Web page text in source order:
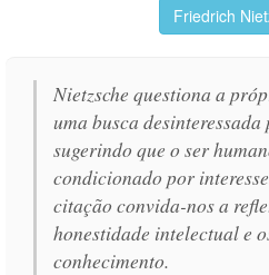
Friedrich
Nietzsche questiona a
uma busca desinteressada
sugerindo que o ser
condicionado por
citação convida-nos a
honestidade intelectual e
conhecimento.